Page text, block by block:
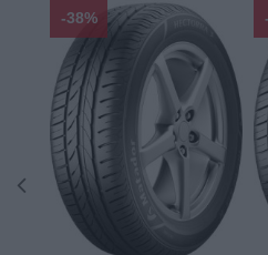
-38%